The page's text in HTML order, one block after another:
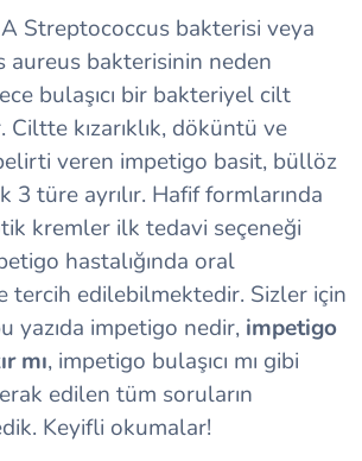
Streptococcus bakterisi veya
aureus bakterisinin neden
bulaşıcı bir bakteriyel cilt
kızarıklık, döküntü ve
veren impetigo basit, büllöz
3 türe ayrılır. Hafif formlarında
kremler ilk tedavi seçeneği
hastalığında oral
tercih edilebilmektedir. Sizler için
yazıda impetigo nedir, impetigo
mı, impetigo bulaşıcı mı gibi
edilen tüm soruların
Keyifli okumalar!